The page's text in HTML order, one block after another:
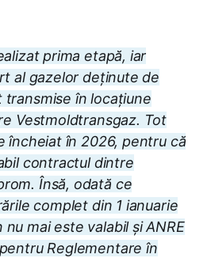
prima etapă, iar
al gazelor deținute de
în locațiune
Vestmoldtransgaz. Tot
încheiat în 2026, pentru că
contractul dintre
Însă, odată ce
complet din 1 ianuarie
mai este valabil și ANRE
Reglementare în